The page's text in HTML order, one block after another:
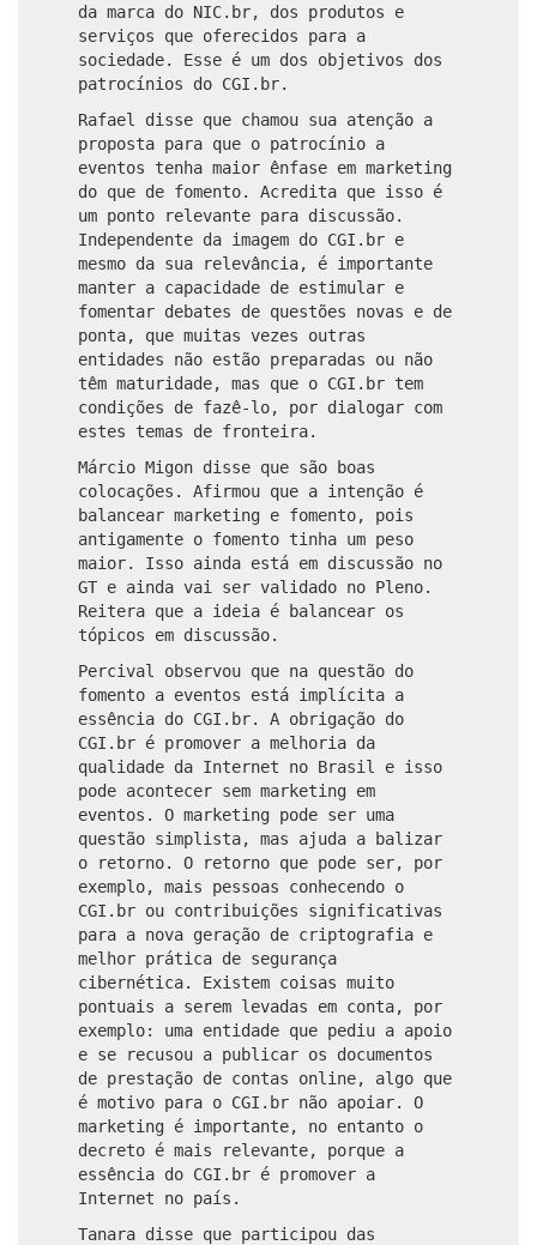
da marca do NIC.br, dos produtos e
serviços que oferecidos para a
sociedade. Esse é um dos objetivos dos
patrocínios do CGI.br.
Rafael disse que chamou sua atenção a
proposta para que o patrocínio a
eventos tenha maior ênfase em marketing
do que de fomento. Acredita que isso é
um ponto relevante para discussão.
Independente da imagem do CGI.br e
mesmo da sua relevância, é importante
manter a capacidade de estimular e
fomentar debates de questões novas e de
ponta, que muitas vezes outras
entidades não estão preparadas ou não
têm maturidade, mas que o CGI.br tem
condições de fazê-lo, por dialogar com
estes temas de fronteira.
Márcio Migon disse que são boas
colocações. Afirmou que a intenção é
balancear marketing e fomento, pois
antigamente o fomento tinha um peso
maior. Isso ainda está em discussão no
GT e ainda vai ser validado no Pleno.
Reitera que a ideia é balancear os
tópicos em discussão.
Percival observou que na questão do
fomento a eventos está implícita a
essência do CGI.br. A obrigação do
CGI.br é promover a melhoria da
qualidade da Internet no Brasil e isso
pode acontecer sem marketing em
eventos. O marketing pode ser uma
questão simplista, mas ajuda a balizar
o retorno. O retorno que pode ser, por
exemplo, mais pessoas conhecendo o
CGI.br ou contribuições significativas
para a nova geração de criptografia e
melhor prática de segurança
cibernética. Existem coisas muito
pontuais a serem levadas em conta, por
exemplo: uma entidade que pediu a apoio
e se recusou a publicar os documentos
de prestação de contas online, algo que
é motivo para o CGI.br não apoiar. O
marketing é importante, no entanto o
decreto é mais relevante, porque a
essência do CGI.br é promover a
Internet no país.
Tanara disse que participou das